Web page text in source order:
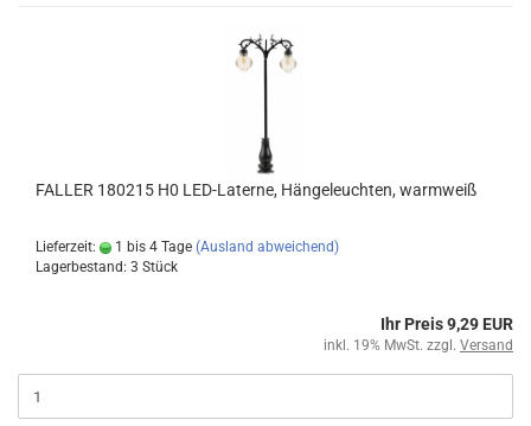
FALLER 180215 H0 LED-Laterne, Hängeleuchten, warmweiß
Lieferzeit: 1 bis 4 Tage (Ausland abweichend)
Lagerbestand: 3 Stück
Ihr Preis 9,29 EUR
inkl. 19% MwSt. zzgl. Versand